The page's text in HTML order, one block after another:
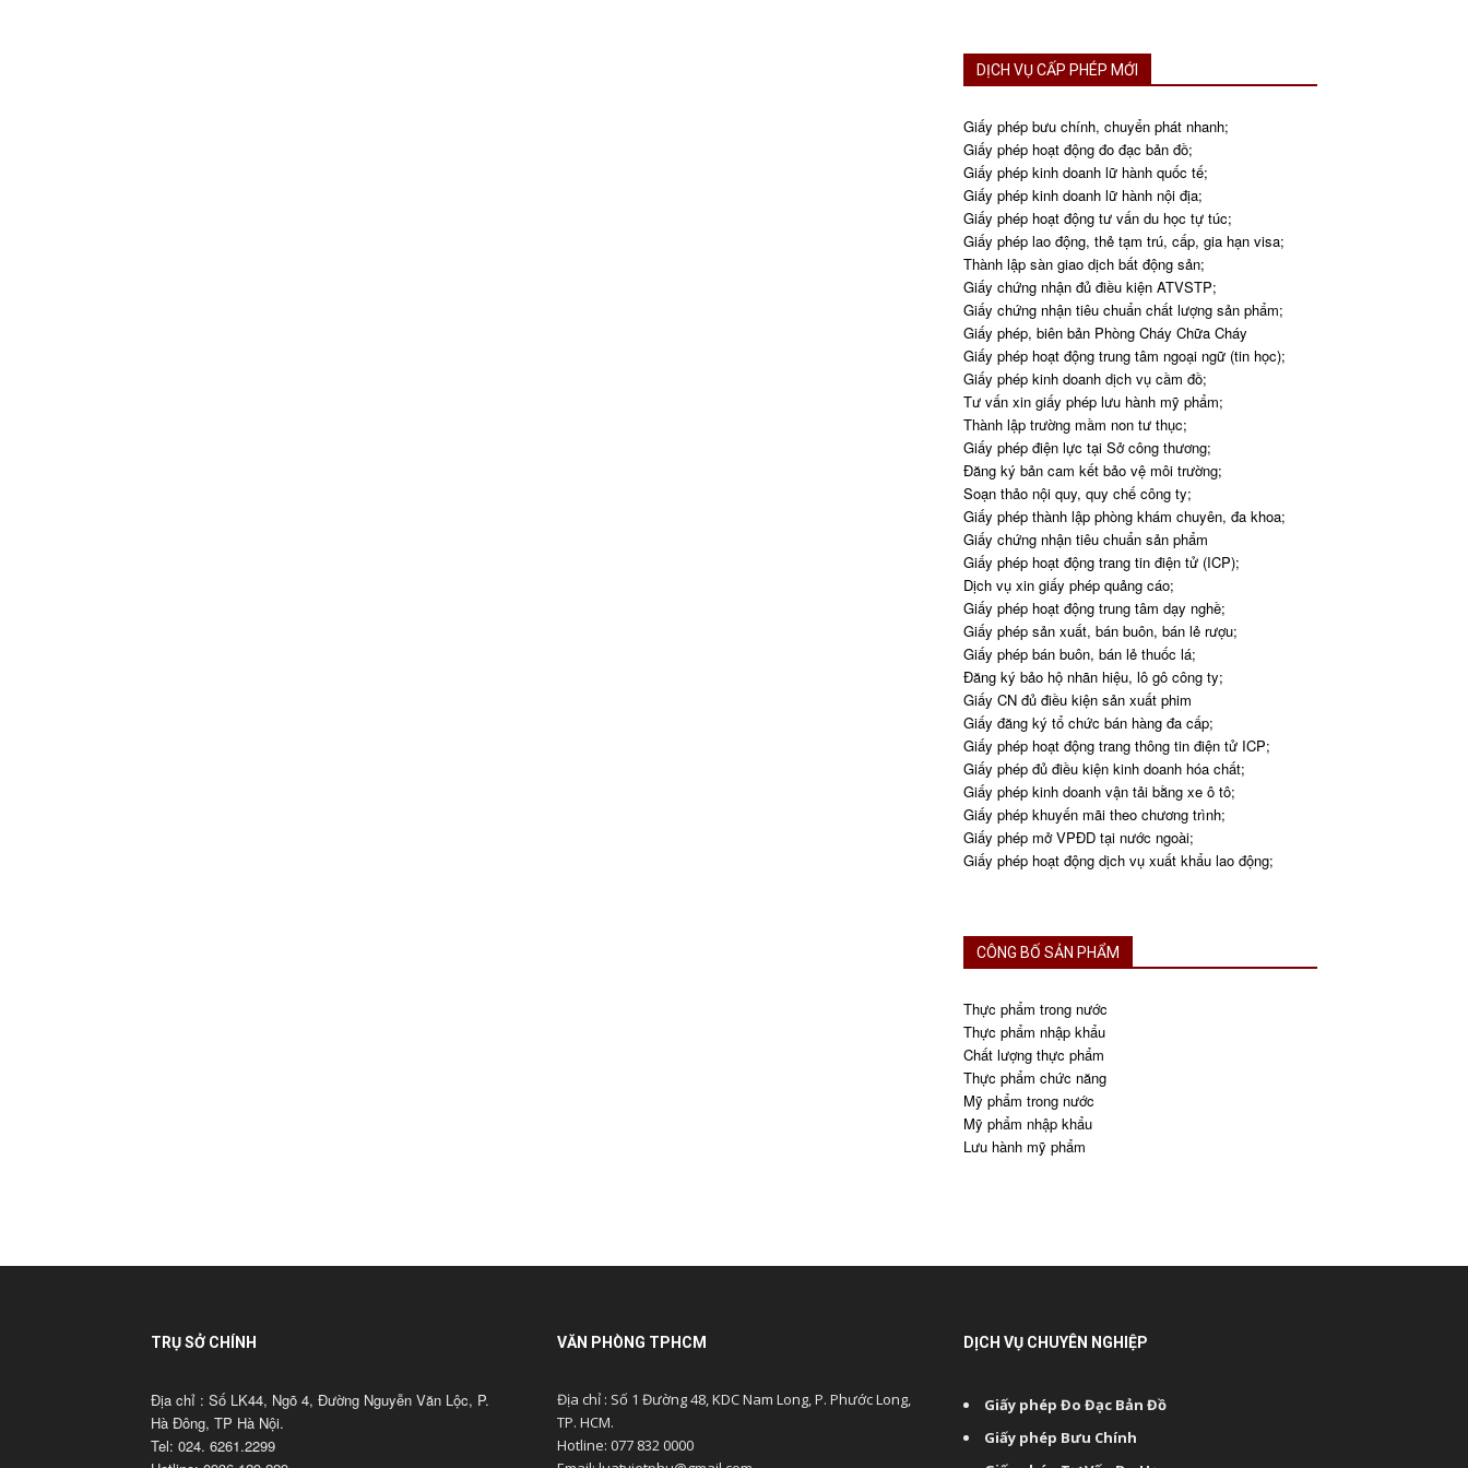
DỊCH VỤ CẤP PHÉP MỚI
Giấy phép bưu chính, chuyển phát nhanh;
Giấy phép hoạt động đo đạc bản đồ;
Giấy phép kinh doanh lữ hành quốc tế;
Giấy phép kinh doanh lữ hành nội địa;
Giấy phép hoạt động tư vấn du học tự túc;
Giấy phép lao động, thẻ tạm trú, cấp, gia hạn visa;
Thành lập sàn giao dịch bất động sản;
Giấy chứng nhận đủ điều kiện ATVSTP;
Giấy chứng nhận tiêu chuẩn chất lượng sản phẩm;
Giấy phép, biên bản Phòng Cháy Chữa Cháy
Giấy phép hoạt động trung tâm ngoại ngữ (tin học);
Giấy phép kinh doanh dịch vụ cầm đồ;
Tư vấn xin giấy phép lưu hành mỹ phẩm;
Thành lập trường mầm non tư thục;
Giấy phép điện lực tại Sở công thương;
Đăng ký bản cam kết bảo vệ môi trường;
Soạn thảo nội quy, quy chế công ty;
Giấy phép thành lập phòng khám chuyên, đa khoa;
Giấy chứng nhận tiêu chuẩn sản phẩm
Giấy phép hoạt động trang tin điện tử (ICP);
Dịch vụ xin giấy phép quảng cáo;
Giấy phép hoạt động trung tâm dạy nghề;
Giấy phép sản xuất, bán buôn, bán lẻ rượu;
Giấy phép bán buôn, bán lẻ thuốc lá;
Đăng ký bảo hộ nhãn hiệu, lô gô công ty;
Giấy CN đủ điều kiện sản xuất phim
Giấy đăng ký tổ chức bán hàng đa cấp;
Giấy phép hoạt động trang thông tin điện tử ICP;
Giấy phép đủ điều kiện kinh doanh hóa chất;
Giấy phép kinh doanh vận tải bằng xe ô tô;
Giấy phép khuyến mãi theo chương trình;
Giấy phép mở VPĐD tại nước ngoài;
Giấy phép hoạt động dịch vụ xuất khẩu lao động;
CÔNG BỐ SẢN PHẨM
Thực phẩm trong nước
Thực phẩm nhập khẩu
Chất lượng thực phẩm
Thực phẩm chức năng
Mỹ phẩm trong nước
Mỹ phẩm nhập khẩu
Lưu hành mỹ phẩm
TRỤ SỞ CHÍNH
Địa chỉ : Số LK44, Ngõ 4, Đường Nguyễn Văn Lộc, P.
Hà Đông, TP Hà Nội.
Tel: 024. 6261.2299
VĂN PHÒNG TPHCM
Địa chỉ : Số 1 Đường 48, KDC Nam Long, P. Phước Long,
TP. HCM.
Hotline: 077 832 0000
DỊCH VỤ CHUYÊN NGHIỆP
Giấy phép Đo Đạc Bản Đồ
Giấy phép Bưu Chính